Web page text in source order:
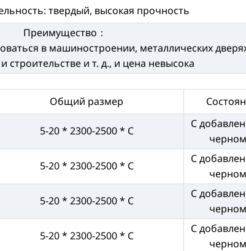
твердый, высокая прочность
Преимущество：
в машиностроении, металлических
строительстве и т. д., и цена невысока
Общий размер
5-20 * 2300-2500 * C
С
5-20 * 2300-2500 * C
С
5-20 * 2300-2500 * C
С
5-20 * 2300-2500 * C
С